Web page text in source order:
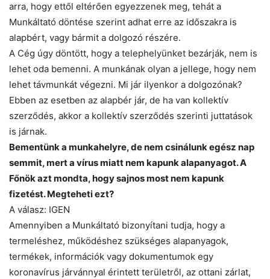
arra, hogy ettől eltérően egyezzenek meg, tehát a
Munkáltató döntése szerint adhat erre az időszakra is
alapbért, vagy bármit a dolgozó részére.
A Cég úgy döntött, hogy a telephelyünket bezárják, nem is
lehet oda bemenni. A munkának olyan a jellege, hogy nem
lehet távmunkát végezni. Mi jár ilyenkor a dolgozónak?
Ebben az esetben az alapbér jár, de ha van kollektív
szerződés, akkor a kollektív szerződés szerinti juttatások
is járnak.
Bementünk a munkahelyre, de nem csinálunk egész nap
semmit, mert a vírus miatt nem kapunk alapanyagot. A
Főnök azt mondta, hogy sajnos most nem kapunk
fizetést. Megteheti ezt?
A válasz: IGEN
Amennyiben a Munkáltató bizonyítani tudja, hogy a
termeléshez, működéshez szükséges alapanyagok,
termékek, információk vagy dokumentumok egy
koronavírus járvánnyal érintett területről, az ottani zárlat,